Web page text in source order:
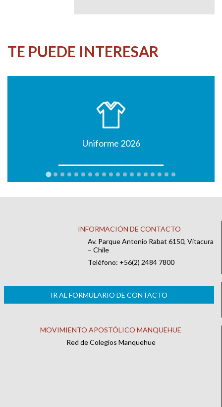
TE PUEDE INTERESAR
Uniforme 2026
INFORMACIÓN DE CONTACTO
Av. Parque Antonio Rabat 6150, Vitacura
– Chile
Teléfono: +56(2) 2484 7800
IR AL FORMULARIO DE CONTACTO
MOVIMIENTO APOSTÓLICO MANQUEHUE
Red de Colegios Manquehue